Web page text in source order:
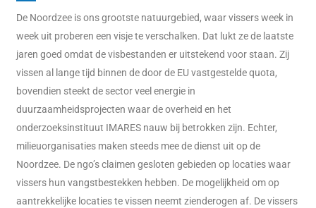
De Noordzee is ons grootste natuurgebied, waar vissers week in
week uit proberen een visje te verschalken. Dat lukt ze de laatste
jaren goed omdat de visbestanden er uitstekend voor staan. Zij
vissen al lange tijd binnen de door de EU vastgestelde quota,
bovendien steekt de sector veel energie in
duurzaamheidsprojecten waar de overheid en het
onderzoeksinstituut IMARES nauw bij betrokken zijn. Echter,
milieuorganisaties maken steeds mee de dienst uit op de
Noordzee. De ngo’s claimen gesloten gebieden op locaties waar
vissers hun vangstbestekken hebben. De mogelijkheid om op
aantrekkelijke locaties te vissen neemt zienderogen af. De vissers